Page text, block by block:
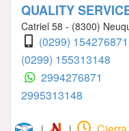
QUALITY
Catriel 58 - (8300)
(0299) 154276871
(0299) 155313148
2994276871
2995313148